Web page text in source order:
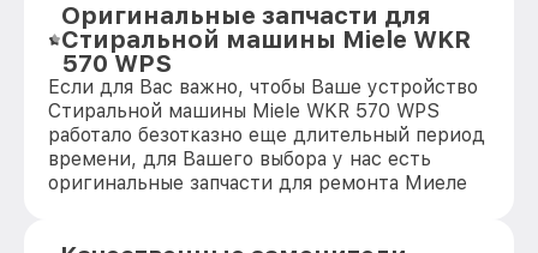
Оригинальные запчасти для
Стиральной машины Miele WKR
570 WPS
Если для Вас важно, чтобы Ваше устройство
Стиральной машины Miele WKR 570 WPS
работало безотказно еще длительный период
времени, для Вашего выбора у нас есть
оригинальные запчасти для ремонта Миеле